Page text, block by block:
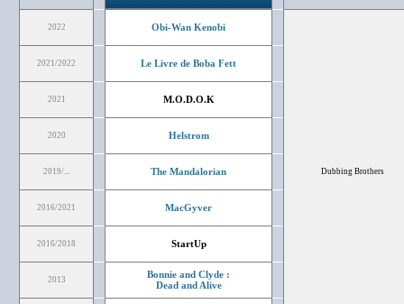
2022 Obi-Wan Kenobi
Dubbing Brothers
2021/2022 Le Livre de Boba Fett
2021 M.O.D.O.K
2020 Helstrom
2019/... The Mandalorian
2016/2021 MacGyver
2016/2018 StartUp
2013
Bonnie and Clyde :
Dead and Alive